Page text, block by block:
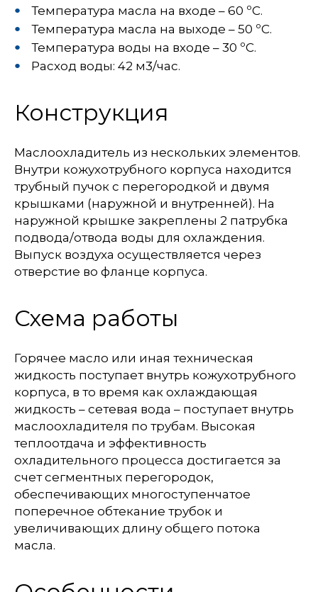
Температура масла на входе – 60 ºС.
Температура масла на выходе – 50 ºС.
Температура воды на входе – 30 ºС.
Расход воды: 42 м3/час.
Конструкция
Маслоохладитель из нескольких элементов.
Внутри кожухотрубного корпуса находится
трубный пучок с перегородкой и двумя
крышками (наружной и внутренней). На
наружной крышке закреплены 2 патрубка
подвода/отвода воды для охлаждения.
Выпуск воздуха осуществляется через
отверстие во фланце корпуса.
Схема работы
Горячее масло или иная техническая
жидкость поступает внутрь кожухотрубного
корпуса, в то время как охлаждающая
жидкость – сетевая вода – поступает внутрь
маслоохладителя по трубам. Высокая
теплоотдача и эффективность
охладительного процесса достигается за
счет сегментных перегородок,
обеспечивающих многоступенчатое
поперечное обтекание трубок и
увеличивающих длину общего потока
масла.